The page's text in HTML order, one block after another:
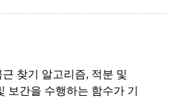
찾기 알고리즘, 적분 및
보간을 수행하는 함수가 기